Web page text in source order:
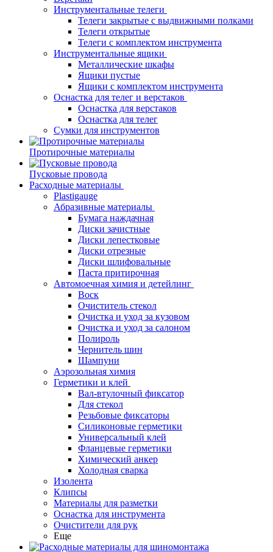
Инструментальные телеги
Телеги закрытые с выдвижными полками
Телеги открытые
Телеги с комплектом инструмента
Инструментальные ящики
Металлические шкафы
Ящики пустые
Ящики с комплектом инструмента
Оснастка для телег и верстаков
Оснастка для верстаков
Оснастка для телег
Сумки для инструментов
Протирочные материалы
Пусковые провода
Расходные материалы
Plastigauge
Абразивные материалы
Бумага наждачная
Диски зачистные
Диски лепестковые
Диски отрезные
Диски шлифовальные
Паста притирочная
Автомоечная химия и детейлинг
Воск
Очиститель стекол
Очистка и уход за кузовом
Очистка и уход за салоном
Полироль
Чернитель шин
Шампуни
Аэрозольная химия
Герметики и клей
Вал-втулочный фиксатор
Для стекол
Резьбовые фиксаторы
Силиконовые герметики
Универсальный клей
Фланцевые герметики
Химический анкер
Холодная сварка
Изолента
Клипсы
Материалы для разметки
Оснастка для инструмента
Очистители для рук
Еще